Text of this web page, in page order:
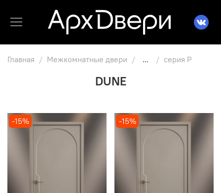
Главная Межкомнатные двери ... серия P
DUNE
-15% -15%